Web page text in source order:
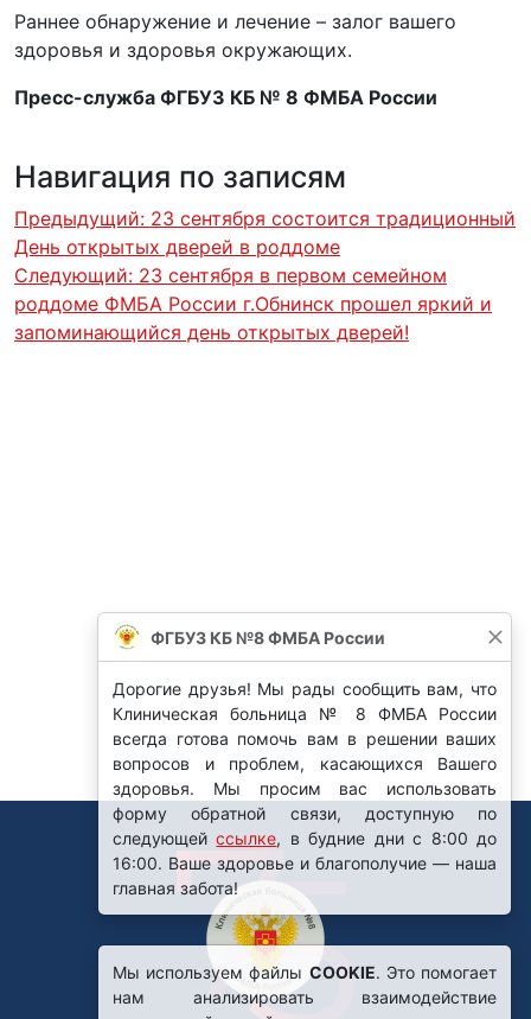
Раннее обнаружение и лечение – залог вашего
здоровья и здоровья окружающих.
Пресс-служба ФГБУЗ КБ № 8 ФМБА России
Навигация по записям
Предыдущий: 23 сентября состоится традиционный
День открытых дверей в роддоме
Следующий: 23 сентября в первом семейном
роддоме ФМБА России г.Обнинск прошел яркий и
запоминающийся день открытых дверей!
Мы используем файлы COOKIE. Это помогает
нам анализировать взаимодействие